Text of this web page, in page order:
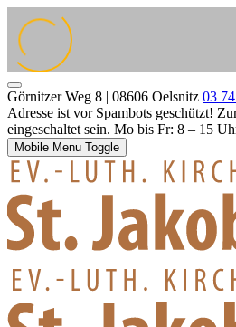
Görnitzer Weg 8 | 08606 Oelsnitz 03
Adresse ist vor Spambots geschützt!
eingeschaltet sein. Mo bis Fr: 8 – 15
Mobile Menu Toggle